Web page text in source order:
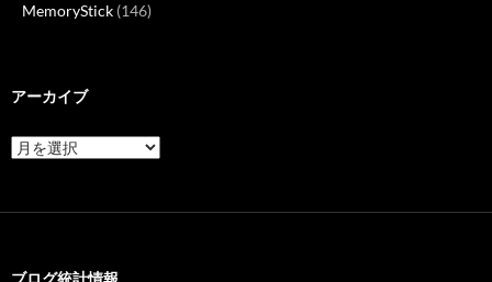
MemoryStick (146)
アーカイブ
ア
ー
ブログ統計情報